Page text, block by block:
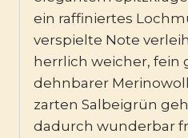
ein raffiniertes
verspielte Note
herrlich weicher, fein
dehnbarer
zarten Salbeigrün
dadurch wunderbar